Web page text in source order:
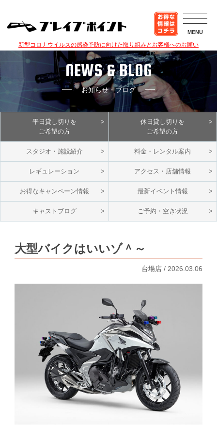
MENU
新型コロナウイルスの感染予防に向けた取り組みとお客様へのお願い
NEWS & BLOG
お知らせ・ブログ
平日貸し切りを
ご希望の方
休日貸し切りを
ご希望の方
スタジオ・施設紹介 料金・レンタル案内
レギュレーション アクセス・店舗情報
お得なキャンペーン情報 最新イベント情報
キャストブログ ご予約・空き状況
大型バイクはいいゾ＾～
台場店 / 2026.03.06